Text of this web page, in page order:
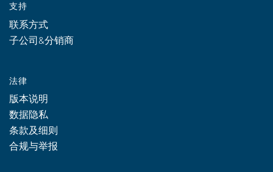
支持
联系方式
子公司&分销商
法律
版本说明
数据隐私
条款及细则
合规与举报